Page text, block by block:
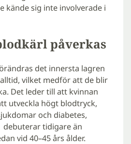
kände sig inte involverade i
påverkas
det innersta lagren
vilket medför att de blir
Det leder till att kvinnan
utveckla högt blodtryck,
och diabetes,
tidigare än
vid 40–45 års ålder.